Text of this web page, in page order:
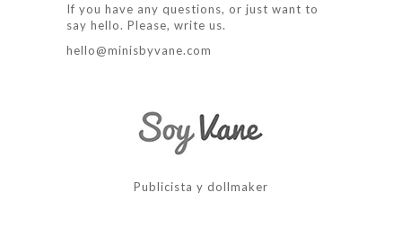
If you have any questions, or just want to
say hello. Please, write us.
hello@minisbyvane.com
Publicista y dollmaker